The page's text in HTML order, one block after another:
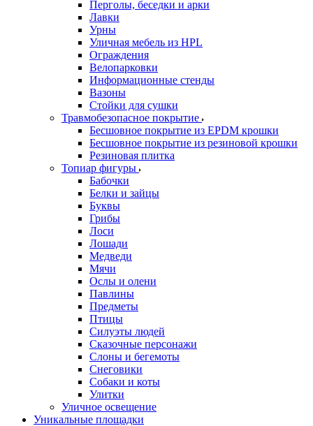
Перголы, беседки и арки
Лавки
Урны
Уличная мебель из HPL
Ограждения
Велопарковки
Информационные стенды
Вазоны
Стойки для сушки
Травмобезопасное покрытие
Бесшовное покрытие из EPDM крошки
Бесшовное покрытие из резиновой крошки
Резиновая плитка
Топиар фигуры
Бабочки
Белки и зайцы
Буквы
Грибы
Лоси
Лошади
Медведи
Мячи
Ослы и олени
Павлины
Предметы
Птицы
Силуэты людей
Сказочные персонажи
Слоны и бегемоты
Снеговики
Собаки и коты
Улитки
Уличное освещение
Уникальные площадки